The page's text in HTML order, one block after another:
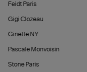
Feidt Paris
Gigi Clozeau
Ginette NY
Pascale Monvoisin
Stone Paris